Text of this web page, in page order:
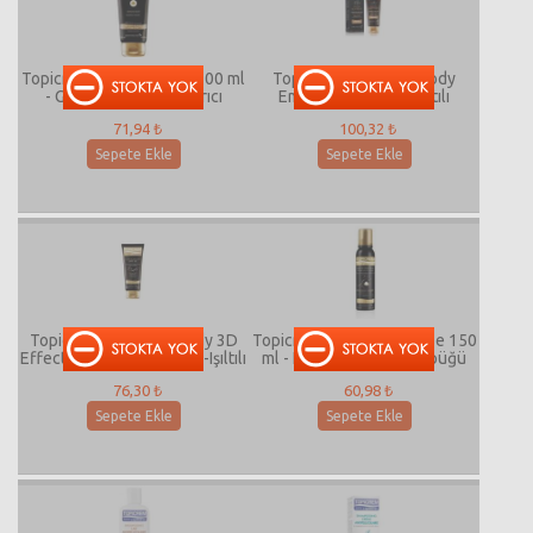
Topicrem Tanned Body 200 ml
- Güneşsiz Bronzlaştırıcı
Losyon
71,94 ₺
Sepete Ekle
Topicrem Sparklıng Body
Emulsion 200 ml - Işıltılı
nemlendirici Vücut Sütü
100,32 ₺
Sepete Ekle
Topicrem Sparklıng Body 3D
Effect Emulsiyon 200 ml -Işıltılı
Nemlendirici Vücut Sütü
76,30 ₺
Sepete Ekle
Topicrem Shower Mousse 150
ml - Krem Yapılı Duş Köpüğü
60,98 ₺
Sepete Ekle